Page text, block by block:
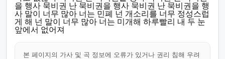
을 행사 묵비권 난 묵비권을 행사 묵비권 난 묵비권을 행
사 말이 너무 많아 너는 민폐 넌 개소리를 너무 정성스럽
게 해 넌 말이 너무 많아 너는 미개해 하루빨리 내 두 눈
앞에서 없어져
본 페이지의 가사 및 곡 정보에 오류가 있거나 권리 침해 우려